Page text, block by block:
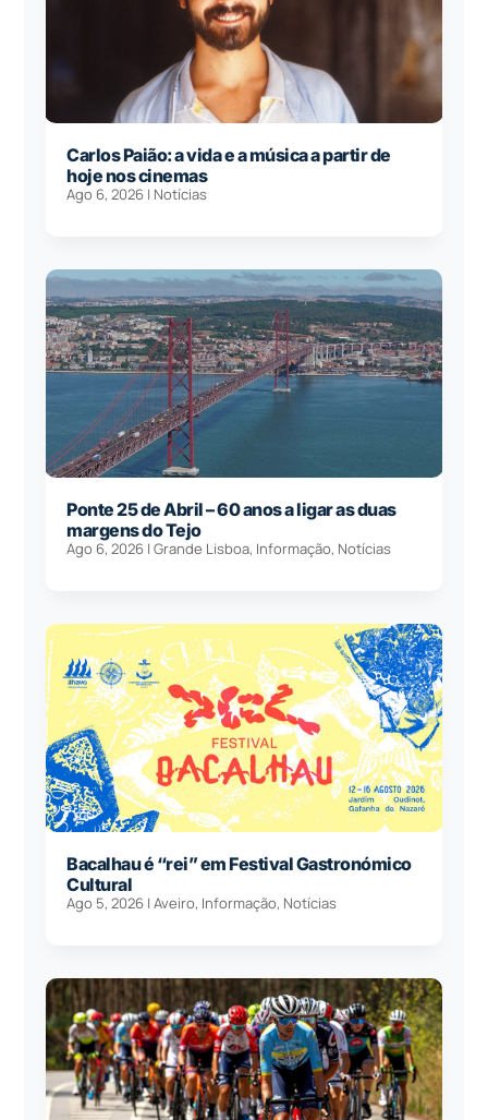
Carlos Paião: a vida e a música a partir de
hoje nos cinemas
Ago 6, 2026 | Notícias
Ponte 25 de Abril – 60 anos a ligar as duas
margens do Tejo
Ago 6, 2026 |Grande Lisboa, Informação, Notícias
Bacalhau é “rei” em Festival Gastronómico
Cultural
Ago 5, 2026 |Aveiro, Informação, Notícias